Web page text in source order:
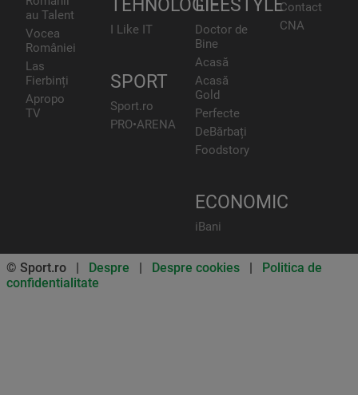
au Talent
Vocea
României
Las
Fierbinți
Apropo
TV
TEHNOLOGIE
I Like IT
SPORT
Sport.ro
PRO•ARENA
LIFESTYLE
Doctor de
Bine
Acasă
Acasă
Gold
Perfecte
DeBărbați
Foodstory
ECONOMIC
iBani
Contact
CNA
© Sport.ro | Despre | Despre cookies | Politica de
confidentialitate